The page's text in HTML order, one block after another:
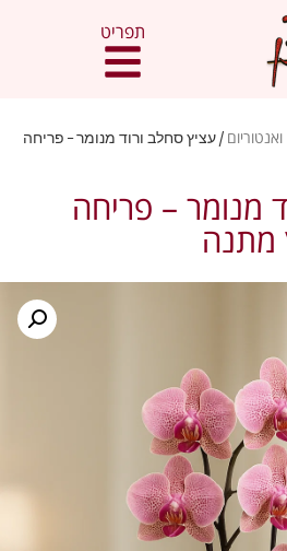
תפריט
/ עציץ סחלב ורוד מנומר – פריחה
מנומר – פריחה
מתנה